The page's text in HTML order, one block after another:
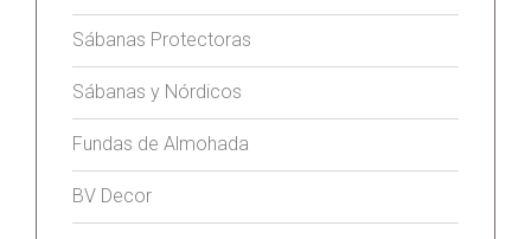
Sábanas Protectoras
Sábanas y Nórdicos
Fundas de Almohada
BV Decor